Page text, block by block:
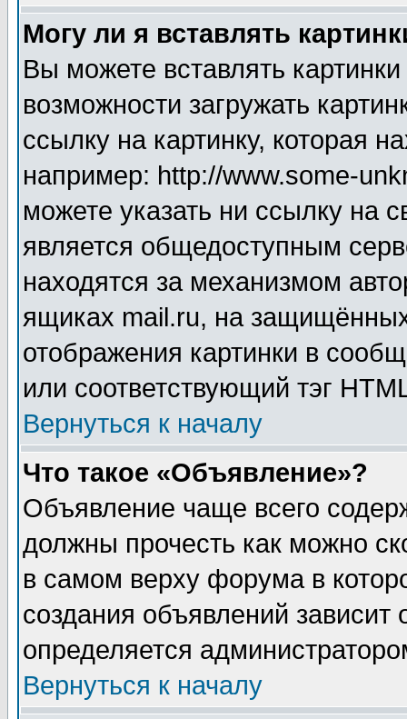
Могу ли я вставлять
Вы можете вставлять
возможности загружать
ссылку на картинку, которая
например: http://www.some-
можете указать ни ссылку на
является общедоступным
находятся за механизмом
ящиках mail.ru, на
отображения картинки в
или соответствующий тэг
Вернуться к началу
Что такое «Объявление»?
Объявление чаще всего
должны прочесть как можно
в самом верху форума в
создания объявлений зависит
определяется
Вернуться к началу